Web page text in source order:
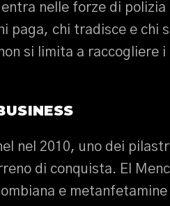
nelle forze di polizia
paga, chi tradisce e chi
si limita a raccogliere i
nel 2010, uno dei
di conquista. El
e